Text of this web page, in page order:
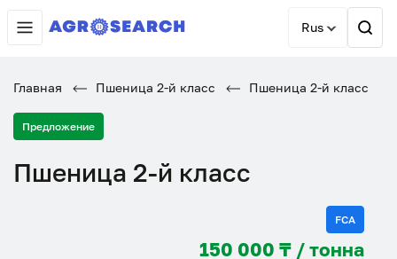
Rus
Главная Пшеница 2-й класс Пшеница 2-й класс
Предложение
Пшеница 2-й класс
FCA
150 000 ₸ / тонна